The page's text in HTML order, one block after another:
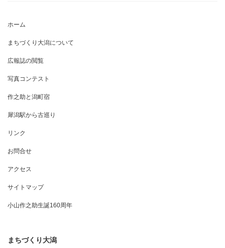
ホーム
まちづくり大潟について
広報誌の閲覧
写真コンテスト
作之助と潟町宿
犀潟駅から古巡り
リンク
お問合せ
アクセス
サイトマップ
小山作之助生誕160周年
まちづくり大潟